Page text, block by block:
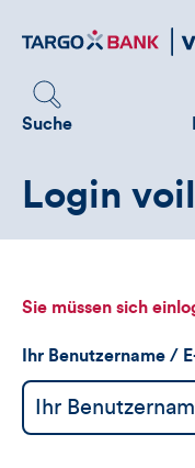
zum
Suche
Login
Sie müssen sich
Ihr Benutzername /